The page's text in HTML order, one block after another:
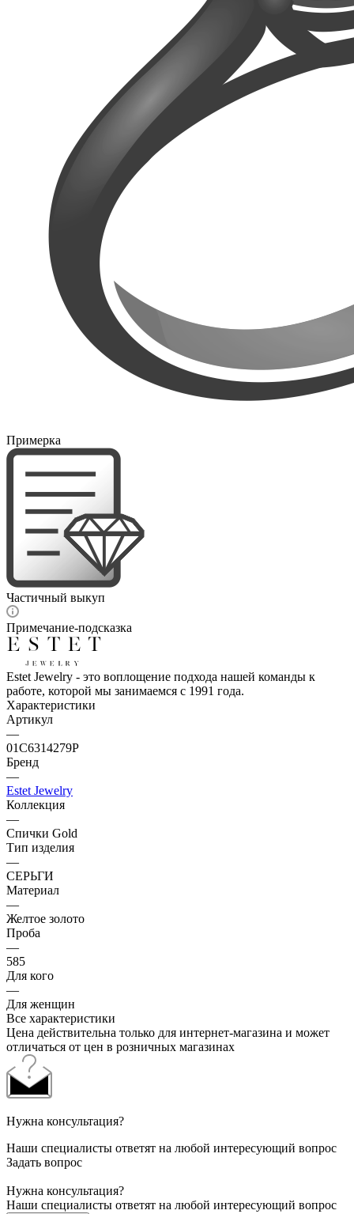
Примерка
Частичный выкуп
Примечание-подсказка
Estet Jewelry - это воплощение подхода нашей команды к
работе, которой мы занимаемся с 1991 года.
Характеристики
Артикул
—
01С6314279Р
Бренд
—
Estet Jewelry
Коллекция
—
Спички Gold
Тип изделия
—
СЕРЬГИ
Материал
—
Желтое золото
Проба
—
585
Для кого
—
Для женщин
Все характеристики
Цена действительна только для интернет-магазина и может
отличаться от цен в розничных магазинах
Нужна консультация?
Наши специалисты ответят на любой интересующий вопрос
Задать вопрос
Нужна консультация?
Наши специалисты ответят на любой интересующий вопрос